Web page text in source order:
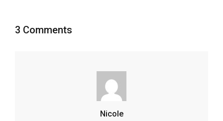
3 Comments
Nicole